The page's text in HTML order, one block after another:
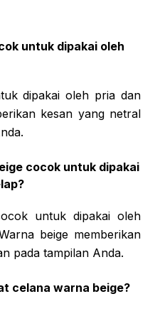
untuk dipakai oleh
dipakai oleh pria dan
kesan yang netral
cocok untuk dipakai
untuk dipakai oleh
beige memberikan
pada tampilan Anda.
celana warna beige?